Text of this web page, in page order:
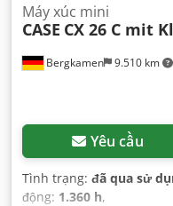
Bergkamen 9.510 km
Máy xúc mini
CASE CX 26 C mit
Yêu cầu
Tình trạng: đã qua sử
động: 1.360 h,